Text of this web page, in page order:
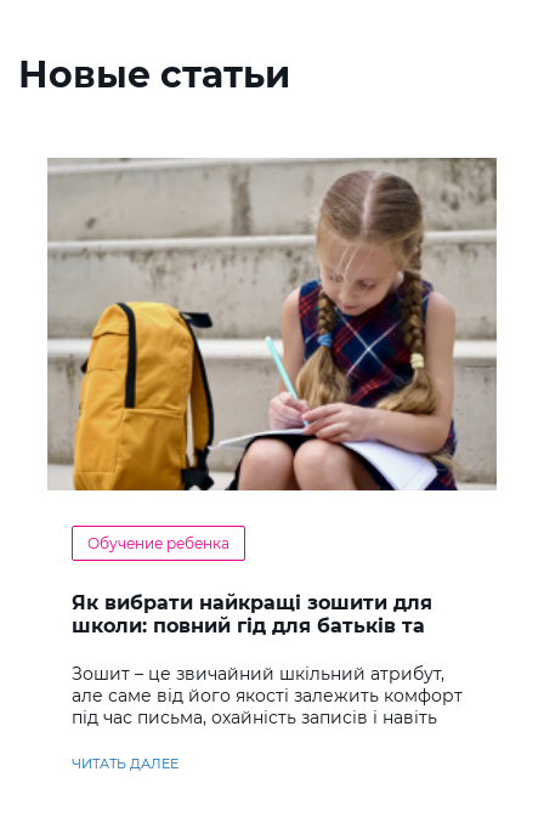
Новые статьи
Обучение ребенка
Як вибрати найкращі зошити для
школи: повний гід для батьків та
Зошит – це звичайний шкільний атрибут,
але саме від його якості залежить комфорт
під час письма, охайність записів і навіть
ЧИТАТЬ ДАЛЕЕ